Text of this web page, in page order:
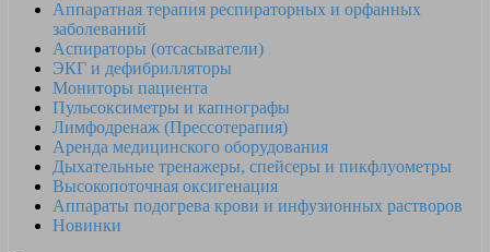
Аппаратная терапия респираторных и орфанных
заболеваний
Аспираторы (отсасыватели)
ЭКГ и дефибрилляторы
Мониторы пациента
Пульсоксиметры и капнографы
Лимфодренаж (Прессотерапия)
Аренда медицинского оборудования
Дыхательные тренажеры, спейсеры и пикфлуометры
Высокопоточная оксигенация
Аппараты подогрева крови и инфузионных растворов
Новинки